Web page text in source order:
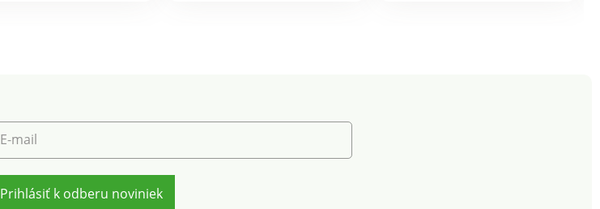
Blancheporte zvolila
E-mail
Prihlásiť k odberu noviniek